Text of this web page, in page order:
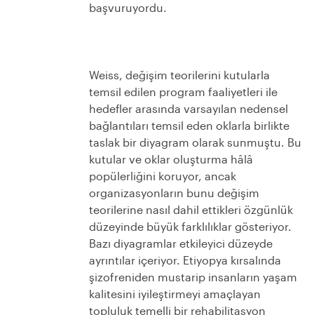
başvuruyordu.
Weiss, değişim teorilerini kutularla
temsil edilen program faaliyetleri ile
hedefler arasında varsayılan nedensel
bağlantıları temsil eden oklarla birlikte
taslak bir diyagram olarak sunmuştu. Bu
kutular ve oklar oluşturma hâlâ
popülerliğini koruyor, ancak
organizasyonların bunu değişim
teorilerine nasıl dahil ettikleri özgünlük
düzeyinde büyük farklılıklar gösteriyor.
Bazı diyagramlar etkileyici düzeyde
ayrıntılar içeriyor. Etiyopya kırsalında
şizofreniden mustarip insanların yaşam
kalitesini iyileştirmeyi amaçlayan
topluluk temelli bir rehabilitasyon